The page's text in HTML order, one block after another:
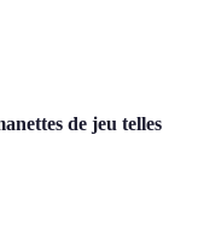
de jeu telles